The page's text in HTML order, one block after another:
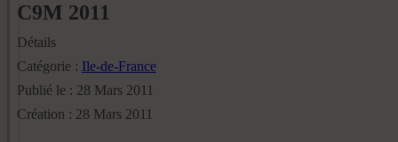
C9M 2011
Détails
Catégorie : Ile-de-France
Publié le : 28 Mars 2011
Création : 28 Mars 2011